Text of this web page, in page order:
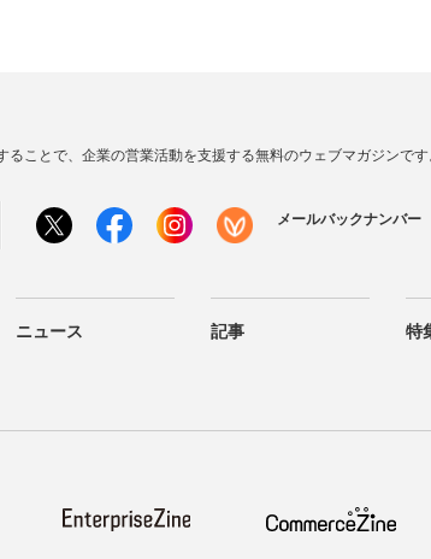
ことで、企業の営業活動を支援する無料のウェブマガジンです
メールバックナンバー
ニュース 記事 特